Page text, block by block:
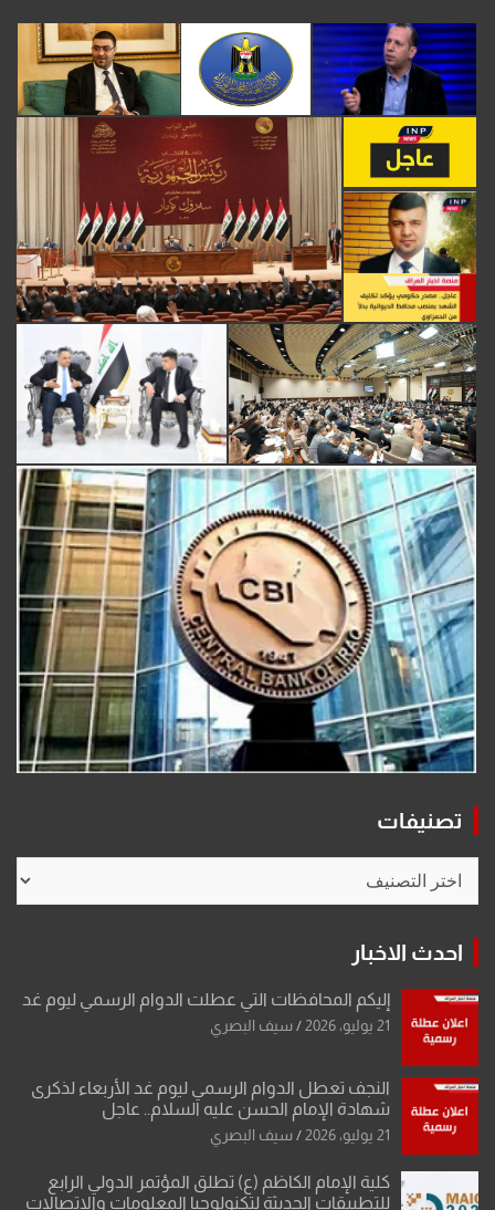
تصنيفات
احدث الاخبار
إليكم المحافظات التي عطلت الدوام الرسمي ليوم غد
21 يوليو، 2026 سيف البصري
النجف تعطل الدوام الرسمي ليوم غد الأربعاء لذكرى
شهادة الإمام الحسن عليه السلام.. عاجل
21 يوليو، 2026 سيف البصري
كلية الإمام الكاظم (ع) تطلق المؤتمر الدولي الرابع
للتطبيقات الحديثة لتكنولوجيا المعلومات والاتصالات